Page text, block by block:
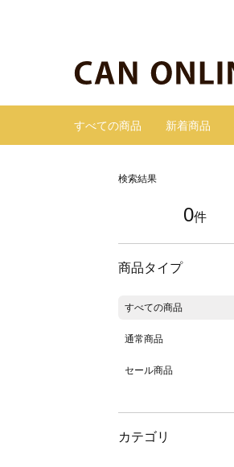
すべての商品 新着商品
検索結果
0件
商品タイプ
すべての商品
通常商品
セール商品
カテゴリ